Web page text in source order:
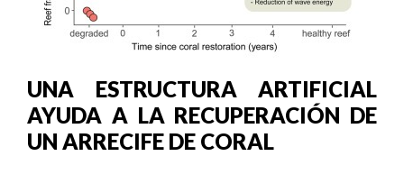
UNA ESTRUCTURA ARTIFICIAL
AYUDA A LA RECUPERACIÓN DE
UN ARRECIFE DE CORAL